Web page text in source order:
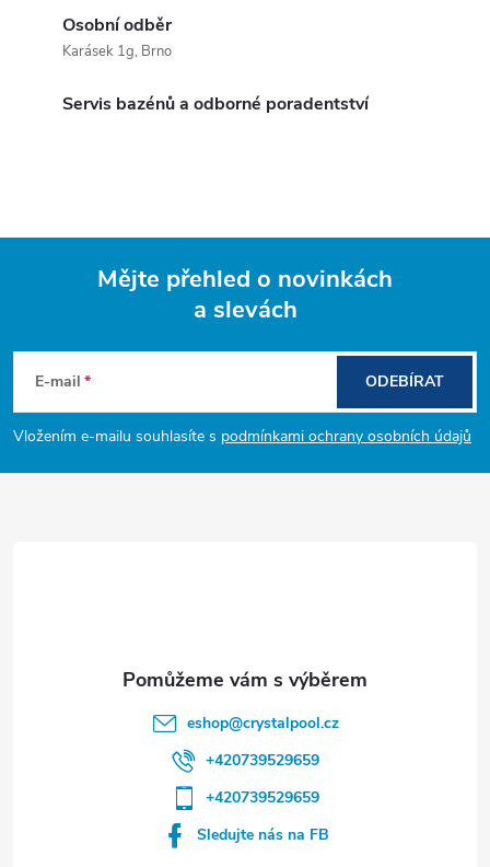
Osobní odběr
Karásek 1g, Brno
Servis bazénů a odborné poradentství
p
Mějte přehled o novinkách
a slevách
E-mail
Vložením e-mailu souhlasíte s podmínkami ochrany osobních údajů
ODEBÍRAT
eshop@crystalpool.cz
+420739529659
+420739529659
Sledujte nás na FB